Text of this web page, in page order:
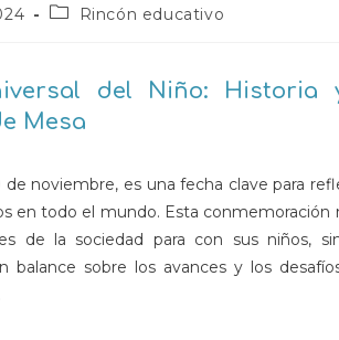
Categoría
Rincón educativo
del Niño: Historia
Mesa
noviembre, es una fecha clave para
en todo el mundo. Esta conmemoración
de la sociedad para con sus niños,
balance sobre los avances y los